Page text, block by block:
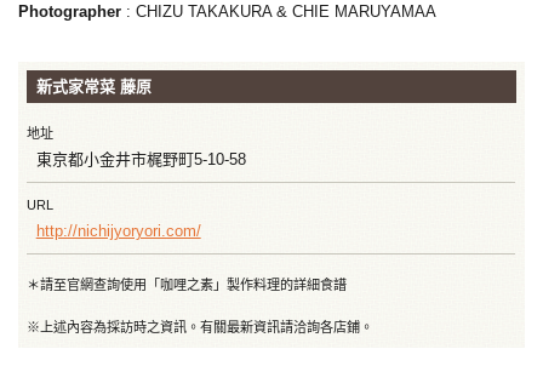
Photographer: CHIZU TAKAKURA & CHIE MARUYAMAA
新式家常菜 藤原
地址
東京都小金井市梶野町5-10-58
URL
http://nichijyoryori.com/
＊請至官網查詢使用「咖哩之素」製作料理的詳細食譜
※上述內容為採訪時之資訊。有關最新資訊請洽詢各店鋪。